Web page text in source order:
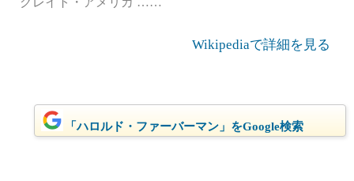
Wikipediaで詳細を見る
「ハロルド・ファーバーマン」をGoogle検索